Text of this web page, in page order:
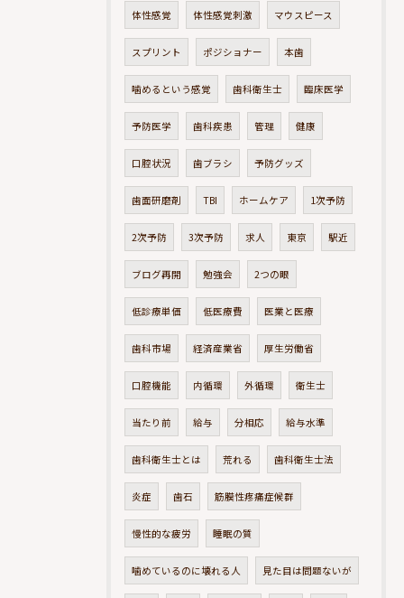
体性感覚 体性感覚刺激 マウスピース
スプリント ポジショナー 本歯
噛めるという感覚 歯科衛生士 臨床医学
予防医学 歯科疾患 管理 健康
口腔状況 歯ブラシ 予防グッズ
歯面研磨剤 TBI ホームケア 1次予防
2次予防 3次予防 求人 東京 駅近
ブログ再開 勉強会 2つの眼
低診療単価 低医療費 医業と医療
歯科市場 経済産業省 厚生労働省
口腔機能 内循環 外循環 衛生士
当たり前 給与 分相応 給与水準
歯科衛生士とは 荒れる 歯科衛生士法
炎症 歯石 筋膜性疼痛症候群
慢性的な疲労 睡眠の質
噛めているのに壊れる人 見た目は問題ないが